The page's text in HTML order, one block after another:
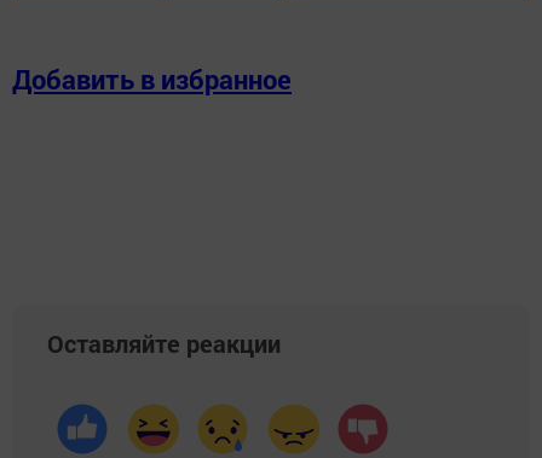
Добавить в избранное
Оставляйте реакции